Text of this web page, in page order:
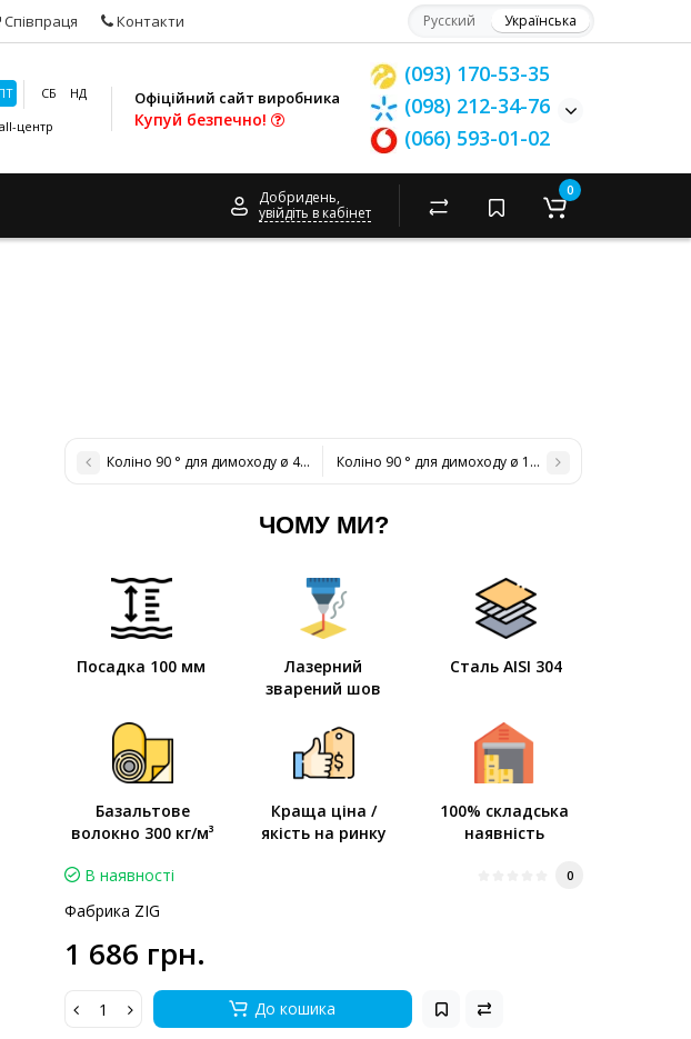
Співпраця Контакти Русский Українська
СБ
НД
центр
Офіційний сайт виробника
Купуй безпечно!
(093) 170-53-35
(098) 212-34-76
(066) 593-01-02
Добридень,
увійдіть в кабінет
0
Коліно 90 ° для димоходу ø 400/460 н / н 0,8 ммКоліно 90 ° для димоходу ø 120/180 н / н 1 мм
ЧОМУ МИ?
Посадка 100 мм
Лазерний
зварений шов
Сталь AISI 304
Базальтове
волокно 300 кг/м³
Краща ціна /
якість на ринку
100% складська
наявність
В наявності
0
Фабрика ZIG
1 686 грн.
До кошика